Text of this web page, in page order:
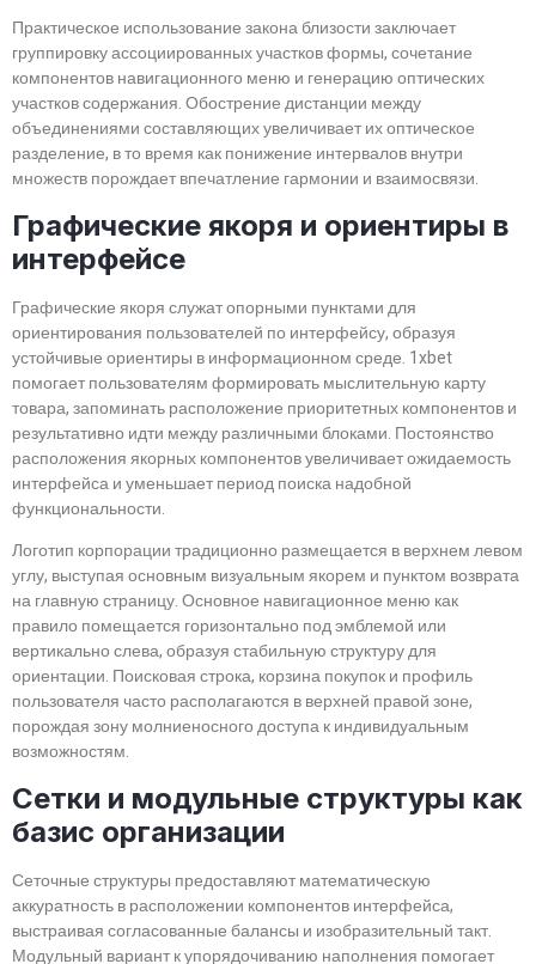
Практическое использование закона близости заключает
группировку ассоциированных участков формы, сочетание
компонентов навигационного меню и генерацию оптических
участков содержания. Обострение дистанции между
объединениями составляющих увеличивает их оптическое
разделение, в то время как понижение интервалов внутри
множеств порождает впечатление гармонии и взаимосвязи.
Графические якоря и ориентиры в
интерфейсе
Графические якоря служат опорными пунктами для
ориентирования пользователей по интерфейсу, образуя
устойчивые ориентиры в информационном среде. 1xbet
помогает пользователям формировать мыслительную карту
товара, запоминать расположение приоритетных компонентов и
результативно идти между различными блоками. Постоянство
расположения якорных компонентов увеличивает ожидаемость
интерфейса и уменьшает период поиска надобной
функциональности.
Логотип корпорации традиционно размещается в верхнем левом
углу, выступая основным визуальным якорем и пунктом возврата
на главную страницу. Основное навигационное меню как
правило помещается горизонтально под эмблемой или
вертикально слева, образуя стабильную структуру для
ориентации. Поисковая строка, корзина покупок и профиль
пользователя часто располагаются в верхней правой зоне,
порождая зону молниеносного доступа к индивидуальным
возможностям.
Сетки и модульные структуры как
базис организации
Сеточные структуры предоставляют математическую
аккуратность в расположении компонентов интерфейса,
выстраивая согласованные балансы и изобразительный такт.
Модульный вариант к упорядочиванию наполнения помогает